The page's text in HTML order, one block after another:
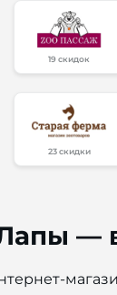
19 скидок
23 скидки
—